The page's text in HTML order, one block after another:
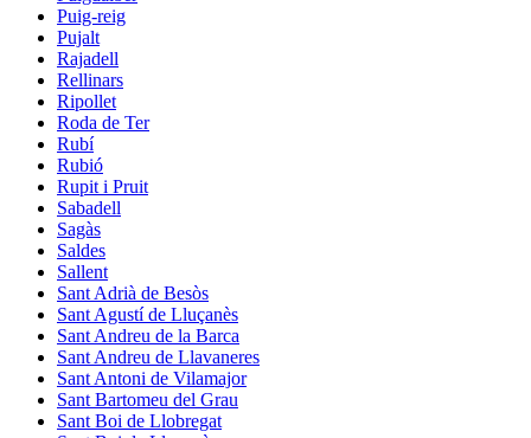
Puig-reig
Pujalt
Rajadell
Rellinars
Ripollet
Roda de Ter
Rubí
Rubió
Rupit i Pruit
Sabadell
Sagàs
Saldes
Sallent
Sant Adrià de Besòs
Sant Agustí de Lluçanès
Sant Andreu de la Barca
Sant Andreu de Llavaneres
Sant Antoni de Vilamajor
Sant Bartomeu del Grau
Sant Boi de Llobregat